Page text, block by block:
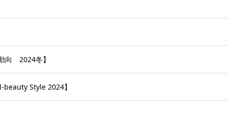
向 2024冬】
Style 2024】